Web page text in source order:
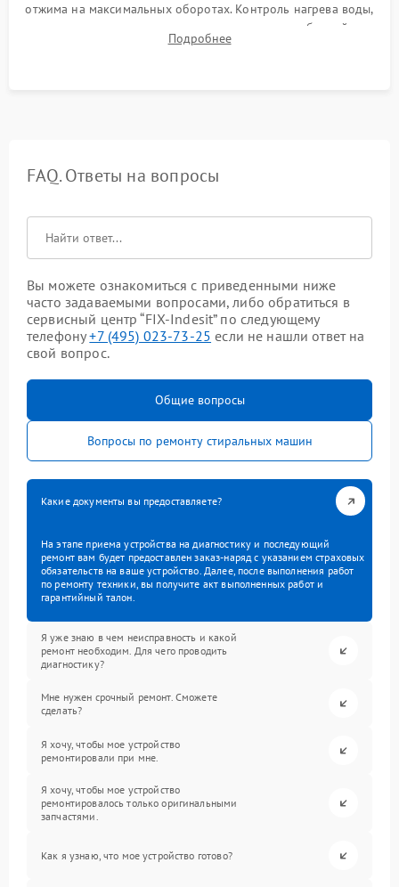
отжима на максимальных оборотах. Контроль нагрева воды,
корректности слива, отсутствия излишних вибраций,
посторонних стуков и протечек под корпусом.
Подробнее
FAQ. Ответы на вопросы
Вы можете ознакомиться с приведенными ниже
часто задаваемыми вопросами, либо обратиться в
сервисный центр “FIX-Indesit” по следующему
телефону+7 (495) 023-73-25 если не нашли ответ на
свой вопрос.
Общие вопросы
Вопросы по ремонту стиральных машин
Какие документы вы предоставляете?
На этапе приема устройства на диагностику и последующий
ремонт вам будет предоставлен заказ-наряд с указанием страховых
обязательств на ваше устройство. Далее, после выполнения работ
по ремонту техники, вы получите акт выполненных работ и
гарантийный талон.
Я уже знаю в чем неисправность и какой
ремонт необходим. Для чего проводить
диагностику?
Мне нужен срочный ремонт. Сможете
сделать?
Я хочу, чтобы мое устройство
ремонтировали при мне.
Я хочу, чтобы мое устройство
ремонтировалось только оригинальными
запчастями.
Как я узнаю, что мое устройство готово?